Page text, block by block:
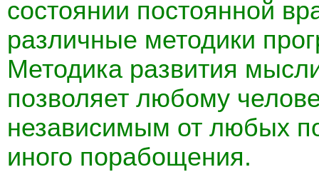
состоянии постоянной
различные методики
Методика развития
позволяет любому
независимым от любых
иного порабощения.